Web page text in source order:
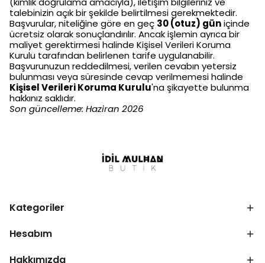
talebinizin açık bir şekilde belirtilmesi gerekmektedir.
Başvurular, niteliğine göre en geç 30 (otuz) güniçinde
ücretsiz olarak sonuçlandırılır. Ancak işlemin ayrıca bir
maliyet gerektirmesi halinde Kişisel Verileri Koruma
Kurulu tarafından belirlenen tarife uygulanabilir.
Başvurunuzun reddedilmesi, verilen cevabın yetersiz
bulunması veya süresinde cevap verilmemesi halinde
Kişisel Verileri Koruma Kurulu'na şikayette bulunma
hakkınız saklıdır.
Son güncelleme: Haziran 2026
Kategoriler
Hesabım
Hakkımızda